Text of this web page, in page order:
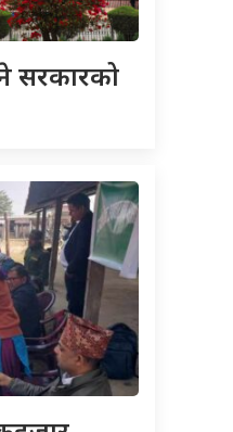
सरकारको